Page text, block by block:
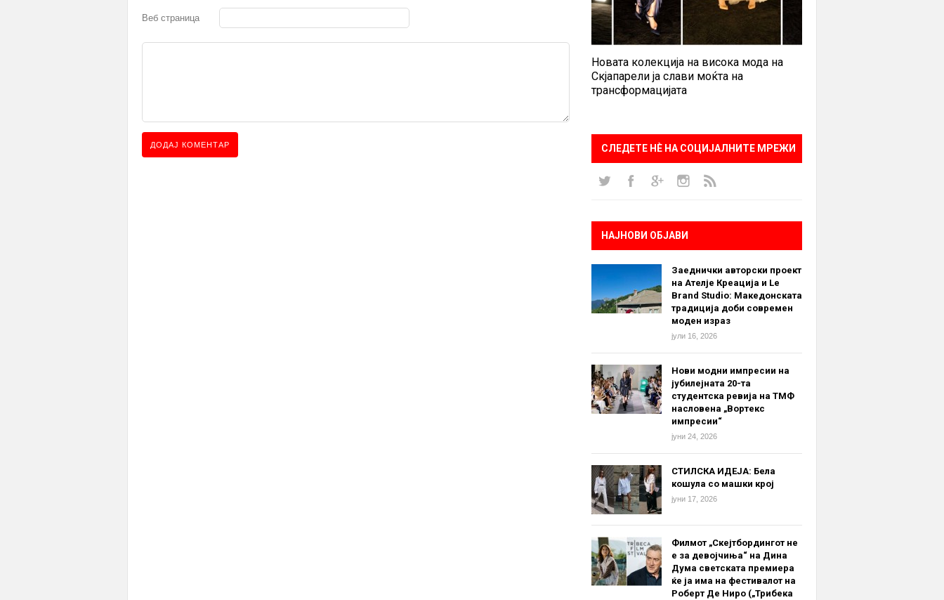
Веб страница
Новата колекција на висока мода на
Скјапарели ја слави моќта на
трансформацијата
СЛЕДЕТЕ НÈ НА СОЦИЈАЛНИТЕ МРЕЖИ
НАЈНОВИ ОБЈАВИ
Заеднички авторски проект
на Ателје Креација и Le
Brand Studio: Македонската
традиција доби современ
моден израз
јули 16, 2026
Нови модни импресии на
јубилејната 20-та
студентска ревија на ТМФ
насловена „Вортекс
импресии“
јуни 24, 2026
СТИЛСКА ИДЕЈА: Бела
кошула со машки крој
јуни 17, 2026
Филмот „Скејтбордингот не
е за девојчиња“ на Дина
Дума светската премиера
ќе ја има на фестивалот на
Роберт Де Ниро („Трибека